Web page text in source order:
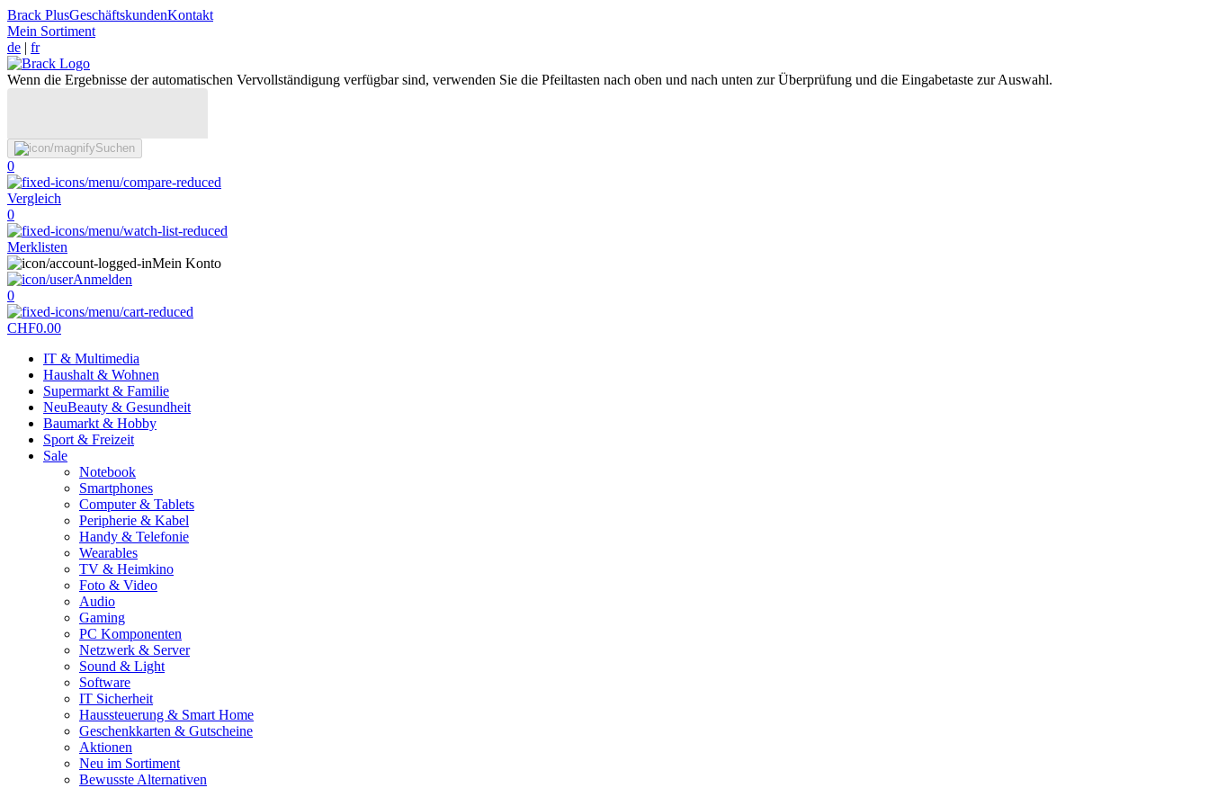
Brack PlusGeschäftskundenKontakt
Mein Sortiment
de | fr
Wenn die Ergebnisse der automatischen Vervollständigung verfügbar sind, verwenden Sie die Pfeiltasten nach oben und nach unten zur Überprüfung und die Eingabetaste zur Auswahl.
Suchen
0
Vergleich
0
Merklisten
Mein Konto
Anmelden
0
CHF0.00
IT & Multimedia
Haushalt & Wohnen
Supermarkt & Familie
NeuBeauty & Gesundheit
Baumarkt & Hobby
Sport & Freizeit
Sale
Notebook
Smartphones
Computer & Tablets
Peripherie & Kabel
Handy & Telefonie
Wearables
TV & Heimkino
Foto & Video
Audio
Gaming
PC Komponenten
Netzwerk & Server
Sound & Light
Software
IT Sicherheit
Haussteuerung & Smart Home
Geschenkkarten & Gutscheine
Aktionen
Neu im Sortiment
Bewusste Alternativen